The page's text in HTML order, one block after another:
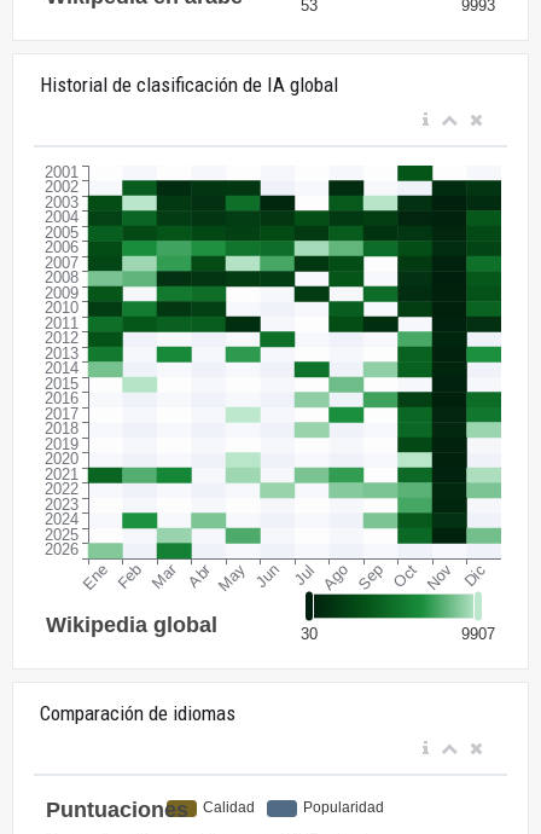
Historial de clasificación de IA global
Comparación de idiomas